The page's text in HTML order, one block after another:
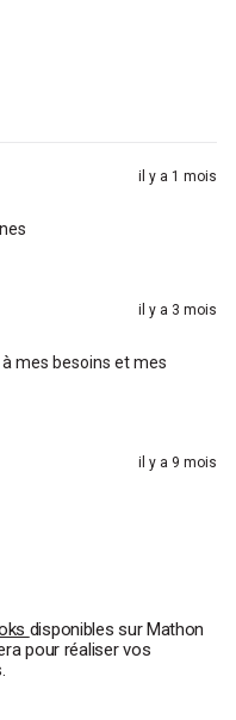
il y a 1 mois
il y a 3 mois
mes besoins et mes
il y a 9 mois
disponibles sur Mathon
pour réaliser vos